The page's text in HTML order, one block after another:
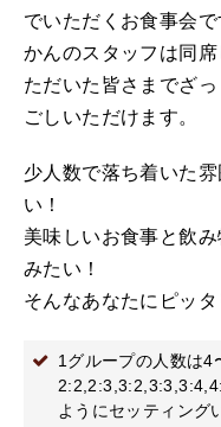
でいただくお食事会
かんのスタッフは同
ただいた皆さまでざ
ごしいただけます。
少人数で落ち着いた
い！
美味しいお食事と飲
みたい！
そんなあなたにピッタ
1グループの人数は4
ようにセッティング